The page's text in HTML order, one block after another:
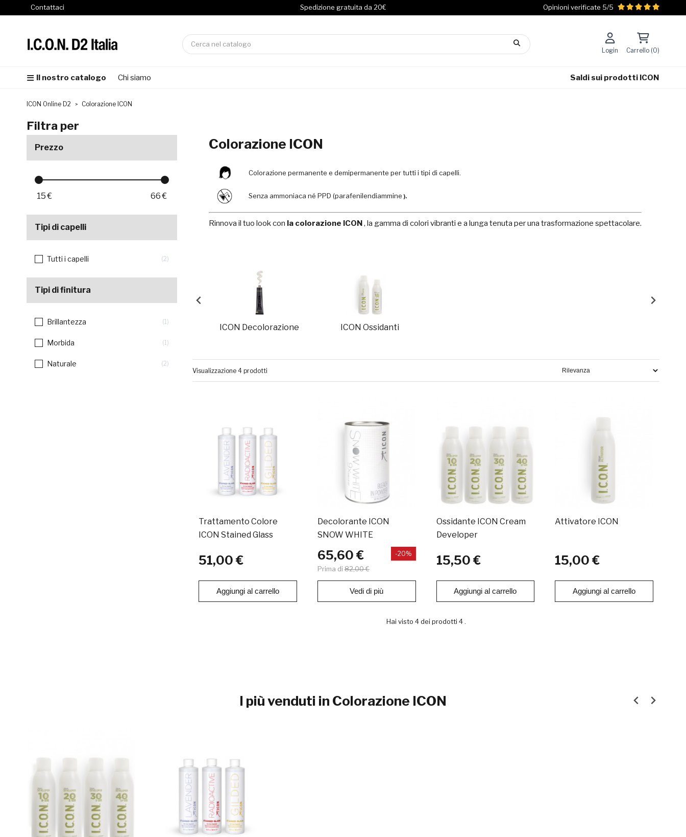
Contattaci Spedizione gratuita da 20€ Opinioni verificate 5/5
Login Carrello (0)
Il nostro catalogo Chi siamo Saldi sui prodotti ICON
ICON Online D2 Colorazione ICON
Filtra per
Prezzo
15€ 66€
Tipi di capelli
Tutti i capelli 2
Tipi di finitura
Brillantezza 1
Morbida 1
Naturale 2
Colorazione ICON
Colorazione permanente e demipermanente per tutti i tipi di capelli.
Senza ammoniaca né PPD (parafenilendiammine ).
Rinnova il tuo look con la colorazione ICON, la gamma di colori vibranti e a lunga tenuta per una trasformazione spettacolare.
ICON Decolorazione ICON Ossidanti
Visualizzazione 4 prodotti
Trattamento Colore
ICON Stained Glass
51,00 €
Aggiungi al carrello
Decolorante ICON
SNOW WHITE
65,60 €
Prima di 82,00 €
-20%
Vedi di più
Ossidante ICON Cream
Developer
15,50 €
Aggiungi al carrello
Attivatore ICON
15,00 €
Aggiungi al carrello
Hai visto 4 dei prodotti 4 .
I più venduti in Colorazione ICON